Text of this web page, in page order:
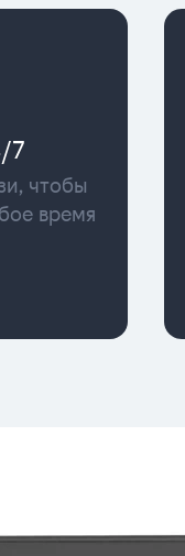
7
чтобы
время